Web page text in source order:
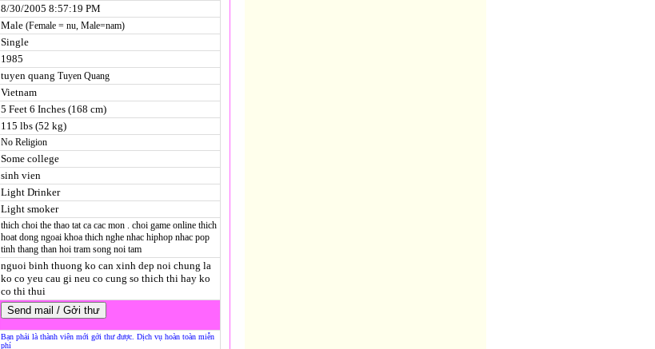
8/30/2005 8:57:19 PM
Male (Female = nu, Male=nam)
Single
1985
tuyen quang Tuyen Quang
Vietnam
5 Feet 6 Inches (168 cm)
115 lbs (52 kg)
No Religion
Some college
sinh vien
Light Drinker
Light smoker
thich choi the thao tat ca cac mon . choi game online thich
hoat dong ngoai khoa thich nghe nhac hiphop nhac pop
tinh thang than hoi tram song noi tam
nguoi binh thuong ko can xinh dep noi chung la
ko co yeu cau gi neu co cung so thich thi hay ko
co thi thui
Bạn phải là thành viên mới gởi thư được. Dịch vụ hoàn toàn miễn
phí